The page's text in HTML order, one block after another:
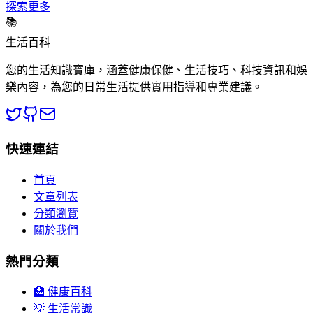
探索更多
📚
生活百科
您的生活知識寶庫，涵蓋健康保健、生活技巧、科技資訊和娛
樂內容，為您的日常生活提供實用指導和專業建議。
快速連結
首頁
文章列表
分類瀏覽
關於我們
熱門分類
🏥 健康百科
💡 生活常識